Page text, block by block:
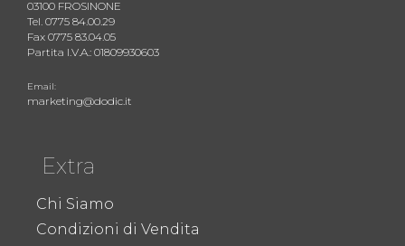
03100 FROSINONE
Tel. 0775 84.00.29
Fax 0775 83.04.05
Partita I.V.A.: 01809930603
Email:
marketing@dodic.it
Extra
Chi Siamo
Condizioni di Vendita